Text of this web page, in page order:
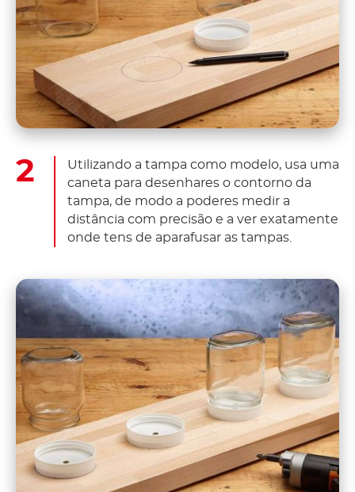
Utilizando a tampa como modelo, usa uma
caneta para desenhares o contorno da
tampa, de modo a poderes medir a
distância com precisão e a ver exatamente
onde tens de aparafusar as tampas.